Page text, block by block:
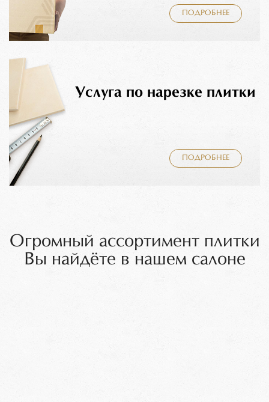
ПОДРОБНЕЕ
Услуга по нарезке плитки
ПОДРОБНЕЕ
Огромный ассортимент плитки
Вы найдёте в нашем салоне